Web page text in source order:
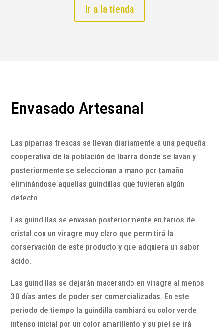
Ir a la tienda
Envasado Artesanal
Las piparras frescas se llevan diariamente a una pequeña
cooperativa de la población de Ibarra donde se lavan y
posteriormente se seleccionan a mano por tamaño
eliminándose aquellas guindillas que tuvieran algún
defecto.
Las guindillas se envasan posteriormente en tarros de
cristal con un vinagre muy claro que permitirá la
conservación de este producto y que adquiera un sabor
ácido.
Las guindillas se dejarán macerando en vinagre al menos
30 días antes de poder ser comercializadas. En este
periodo de tiempo la guindilla cambiará su color verde
intenso inicial por un color amarillento y su piel se irá